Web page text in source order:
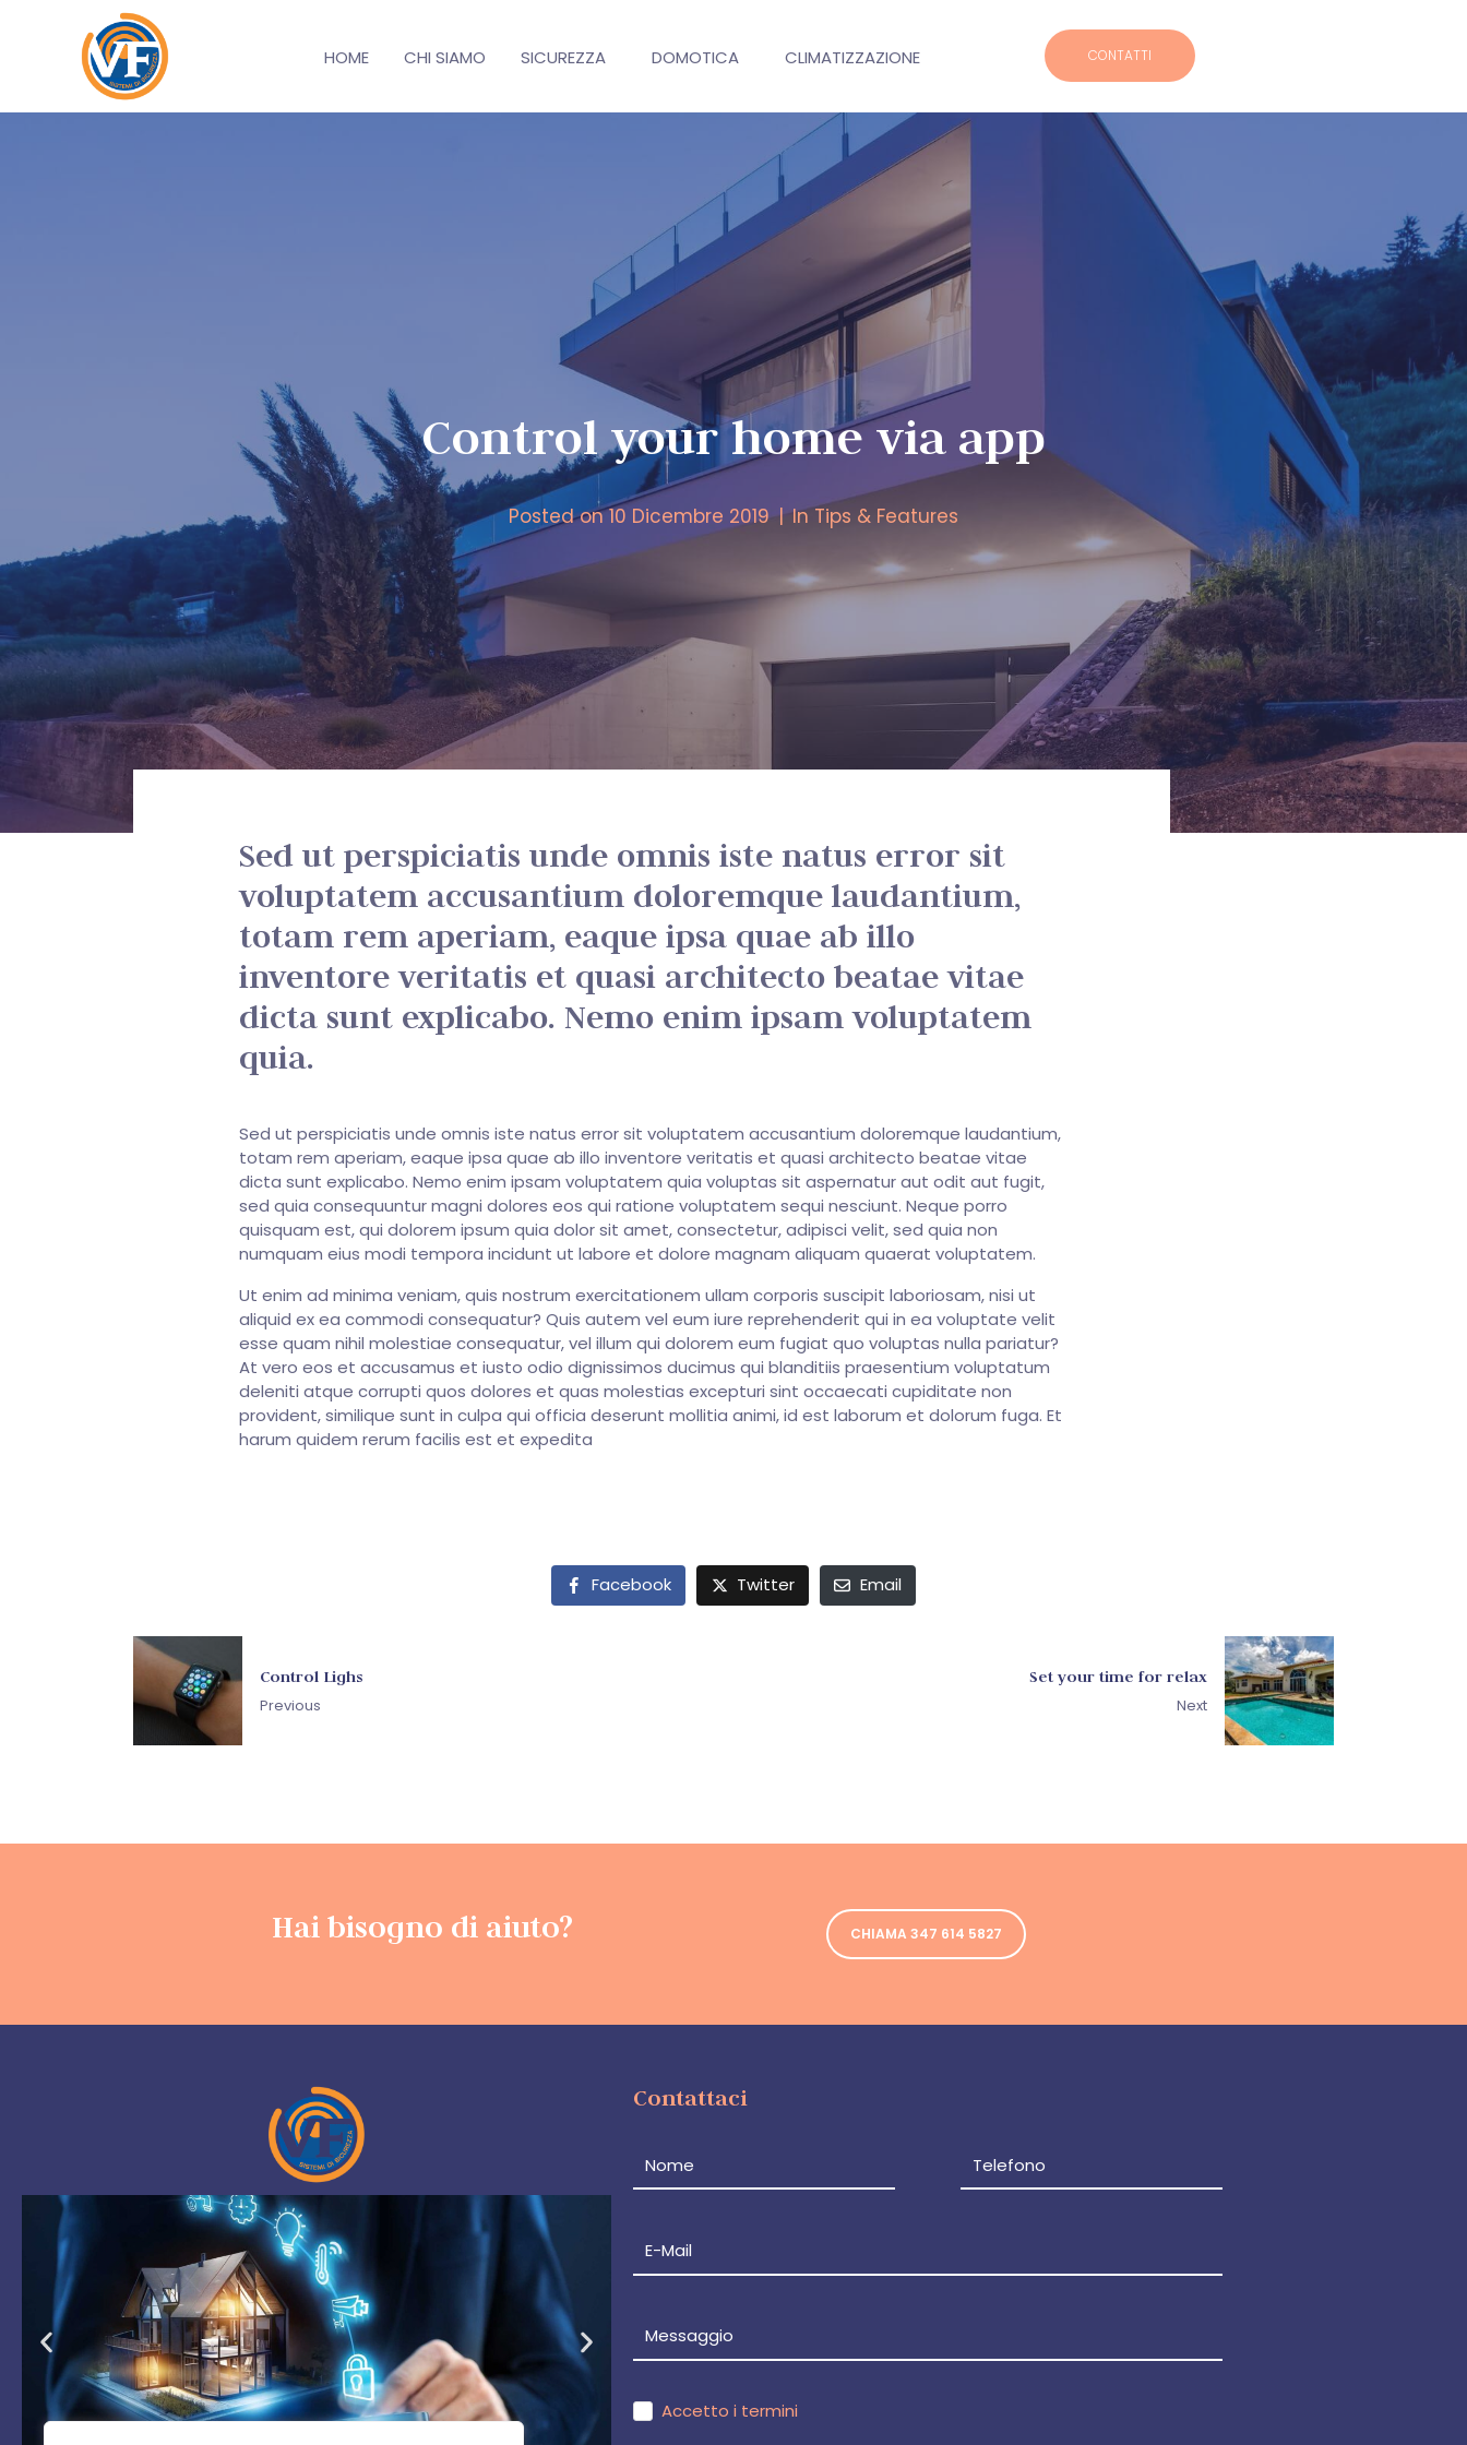
HOME CHI SIAMO SICUREZZA DOMOTICA CLIMATIZZAZIONE CONTATTI
Control your home via app
Posted on10 Dicembre 2019 InTips & Features
Sed ut perspiciatis unde omnis iste natus error sit
voluptatem accusantium doloremque laudantium,
totam rem aperiam, eaque ipsa quae ab illo
inventore veritatis et quasi architecto beatae vitae
dicta sunt explicabo. Nemo enim ipsam voluptatem
quia.
Sed ut perspiciatis unde omnis iste natus error sit voluptatem accusantium doloremque laudantium,
totam rem aperiam, eaque ipsa quae ab illo inventore veritatis et quasi architecto beatae vitae
dicta sunt explicabo. Nemo enim ipsam voluptatem quia voluptas sit aspernatur aut odit aut fugit,
sed quia consequuntur magni dolores eos qui ratione voluptatem sequi nesciunt. Neque porro
quisquam est, qui dolorem ipsum quia dolor sit amet, consectetur, adipisci velit, sed quia non
numquam eius modi tempora incidunt ut labore et dolore magnam aliquam quaerat voluptatem.
Ut enim ad minima veniam, quis nostrum exercitationem ullam corporis suscipit laboriosam, nisi ut
aliquid ex ea commodi consequatur? Quis autem vel eum iure reprehenderit qui in ea voluptate velit
esse quam nihil molestiae consequatur, vel illum qui dolorem eum fugiat quo voluptas nulla pariatur?
At vero eos et accusamus et iusto odio dignissimos ducimus qui blanditiis praesentium voluptatum
deleniti atque corrupti quos dolores et quas molestias excepturi sint occaecati cupiditate non
provident, similique sunt in culpa qui officia deserunt mollitia animi, id est laborum et dolorum fuga. Et
harum quidem rerum facilis est et expedita
Facebook Twitter Email
Control Lighs
Previous
Set your time for relax
Next
Hai bisogno di aiuto? CHIAMA 347 614 5827
Contattaci
Accetto i termini